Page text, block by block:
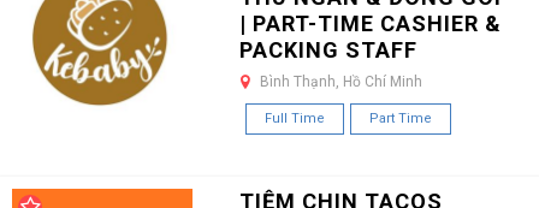
| PART-TIME CASHIER &
PACKING STAFF
Bình Thạnh, Hồ Chí Minh
Full Time Part Time
TIỆM CHIN TACOS